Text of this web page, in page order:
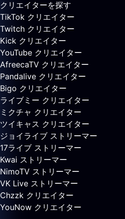
クリエイターを探す
TikTok クリエイター
Twitch クリエイター
Kick クリエイター
YouTube クリエイター
AfreecaTV クリエイター
Pandalive クリエイター
Bigo クリエイター
ライブミー クリエイター
ミクチャ クリエイター
ツイキャス クリエイター
ジョイライブ ストリーマー
17ライブ ストリーマー
Kwai ストリーマー
NimoTV ストリーマー
VK Live ストリーマー
Chzzk クリエイター
YouNow クリエイター